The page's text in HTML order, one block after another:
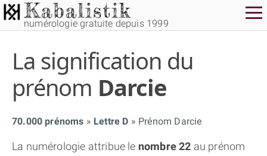
numérologie gratuite depuis 1999
La signification du
prénom Darcie
70.000 prénoms Lettre D Prénom Darcie
La numérologie attribue le nombre 22 au prénom
THÈME GRATUIT